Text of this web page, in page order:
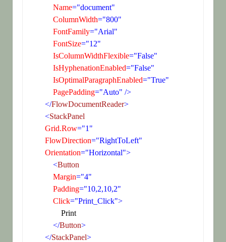
Name="document"
ColumnWidth="800"
FontFamily="Arial"
FontSize="12"
IsColumnWidthFlexible="False"
IsHyphenationEnabled="False"
IsOptimalParagraphEnabled="True"
PagePadding="Auto" />
</FlowDocumentReader>
<StackPanel
Grid.Row="1"
FlowDirection="RightToLeft"
Orientation="Horizontal">
<Button
Margin="4"
Padding="10,2,10,2"
Click="Print_Click">
</Button>
</StackPanel>